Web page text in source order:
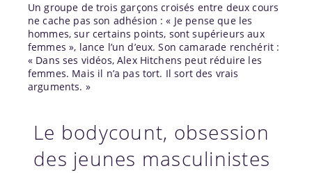
Un groupe de trois garçons croisés entre deux cours
ne cache pas son adhésion : « Je pense que les
hommes, sur certains points, sont supérieurs aux
femmes », lance l’un d’eux. Son camarade renchérit :
« Dans ses vidéos, Alex Hitchens peut réduire les
femmes. Mais il n’a pas tort. Il sort des vrais
arguments. »
Le bodycount, obsession
des jeunes masculinistes